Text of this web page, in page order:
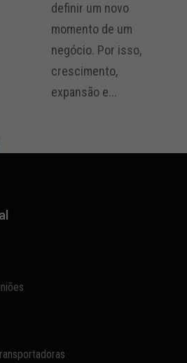
definir um novo
momento de um
negócio. Por isso,
crescimento,
expansão e...